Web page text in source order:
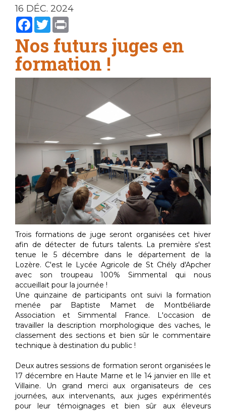
16 DÉC. 2024
Facebook
Twitter
Nos futurs juges en
formation !
Trois formations de juge seront organisées cet hiver
afin de détecter de futurs talents. La première s'est
tenue le 5 décembre dans le département de la
Lozère. C'est le Lycée Agricole de St Chély d'Apcher
avec son troupeau 100% Simmental qui nous
accueillait pour la journée !
Une quinzaine de participants ont suivi la formation
menée par Baptiste Mamet de Montbéliarde
Association et Simmental France. L'occasion de
travailler la description morphologique des vaches, le
classement des sections et bien sûr le commentaire
technique à destination du public !
Deux autres sessions de formation seront organisées le
17 décembre en Haute Marne et le 14 janvier en Ille et
Villaine. Un grand merci aux organisateurs de ces
journées, aux intervenants, aux juges expérimentés
pour leur témoignages et bien sûr aux éleveurs